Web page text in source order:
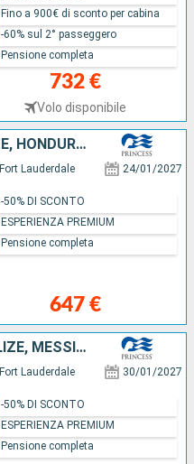
732 €
Volo disponibile
Fino a 900€ di sconto per cabina
-60% sul 2° passeggero
Pensione completa
STATI UNITI, MESSICO, BELIZE, HONDURAS
Fort Lauderdale 24/01/2027
647 €
-50% DI SCONTO
ESPERIENZA PREMIUM
Pensione completa
STATI UNITI, HONDURAS, BELIZE, MESSICO
Fort Lauderdale 30/01/2027
-50% DI SCONTO
ESPERIENZA PREMIUM
Pensione completa